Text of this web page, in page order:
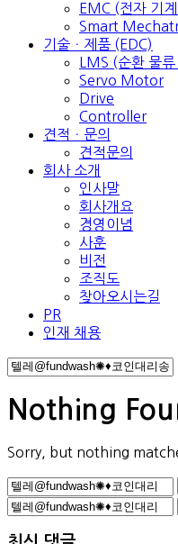
EMC (전자 기
Smart
기술ㆍ제품 (EDC)
LMS (순환 물
Servo Motor
Drive
Controller
견적ㆍ문의
견적문의
회사 소개
인사말
회사개요
경영이념
사훈
비전
조직도
찾아오시는길
PR
인재 채용
Nothing
Sorry, but nothing
Search
for:
Search